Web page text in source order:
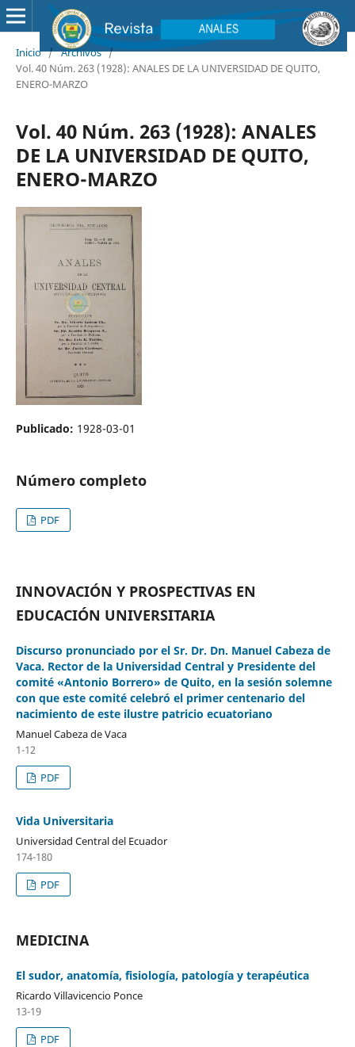
Inicio / Archivos /
Vol. 40 Núm. 263 (1928): ANALES DE LA UNIVERSIDAD DE QUITO,
ENERO-MARZO
Vol. 40 Núm. 263 (1928): ANALES
DE LA UNIVERSIDAD DE QUITO,
ENERO-MARZO
Publicado: 1928-03-01
Número completo
PDF
INNOVACIÓN Y PROSPECTIVAS EN
EDUCACIÓN UNIVERSITARIA
Discurso pronunciado por el Sr. Dr. Dn. Manuel Cabeza de
Vaca. Rector de la Universidad Central y Presidente del
comité «Antonio Borrero» de Quito, en la sesión solemne
con que este comité celebró el primer centenario del
nacimiento de este ilustre patricio ecuatoriano
Manuel Cabeza de Vaca
1-12
PDF
Vida Universitaria
Universidad Central del Ecuador
174-180
PDF
MEDICINA
El sudor, anatomía, fisiología, patología y terapéutica
Ricardo Villavicencio Ponce
13-19
PDF